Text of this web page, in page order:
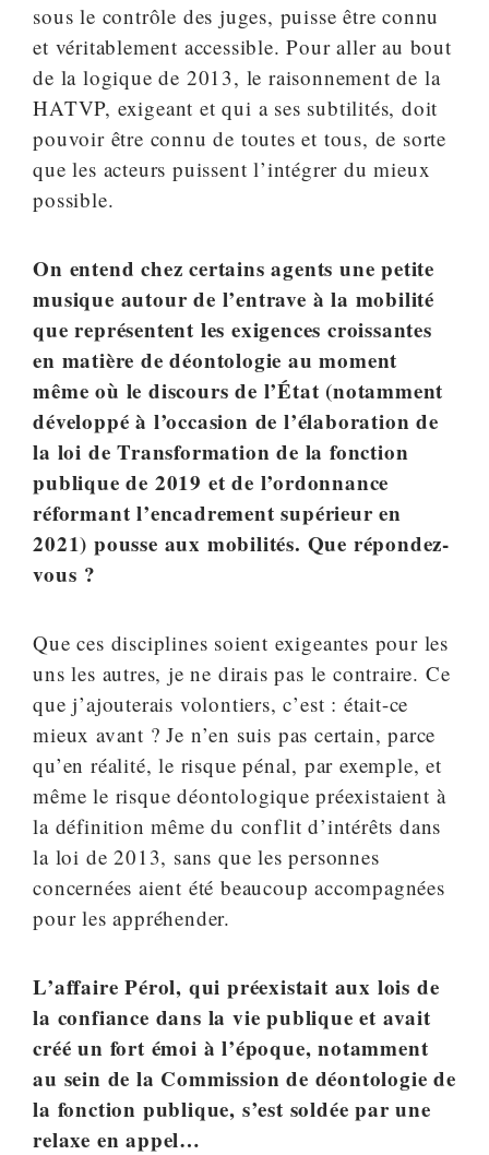
sous le contrôle des juges, puisse être connu
et véritablement accessible. Pour aller au bout
de la logique de 2013, le raisonnement de la
HATVP, exigeant et qui a ses subtilités, doit
pouvoir être connu de toutes et tous, de sorte
que les acteurs puissent l’intégrer du mieux
possible.
On entend chez certains agents une petite
musique autour de l’entrave à la mobilité
que représentent les exigences croissantes
en matière de déontologie au moment
même où le discours de l’État (notamment
développé à l’occasion de l’élaboration de
la loi de Transformation de la fonction
publique de 2019 et de l’ordonnance
réformant l’encadrement supérieur en
2021) pousse aux mobilités. Que répondez-
vous ?
Que ces disciplines soient exigeantes pour les
uns les autres, je ne dirais pas le contraire. Ce
que j’ajouterais volontiers, c’est : était-ce
mieux avant ? Je n’en suis pas certain, parce
qu’en réalité, le risque pénal, par exemple, et
même le risque déontologique préexistaient à
la définition même du conflit d’intérêts dans
la loi de 2013, sans que les personnes
concernées aient été beaucoup accompagnées
pour les appréhender.
L’affaire Pérol, qui préexistait aux lois de
la confiance dans la vie publique et avait
créé un fort émoi à l’époque, notamment
au sein de la Commission de déontologie de
la fonction publique, s’est soldée par une
relaxe en appel…